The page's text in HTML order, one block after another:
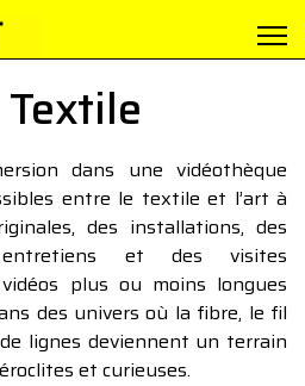
dans une vidéothèque
entre le textile et l’art à
des installations, des
entretiens et des visites
plus ou moins longues
des univers où la fibre, le fil
lignes deviennent un terrain
et curieuses.